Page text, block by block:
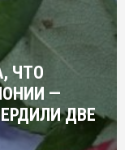
ЧТО
—
ДВЕ